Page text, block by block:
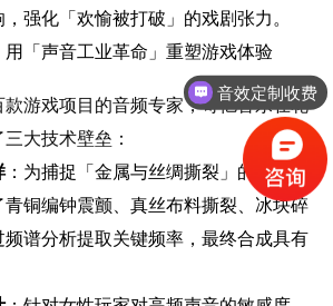
强化「欢愉被打破」的戏剧张力。
用「声音工业革命」重塑游戏体验
游戏项目的音频专家，奇亿音乐在花
大技术壁垒：
：为捕捉「金属与丝绸撕裂」的复合质
铜编钟震颤、真丝布料撕裂、冰块碎
频谱分析提取关键频率，最终合成具有
音效定制收费